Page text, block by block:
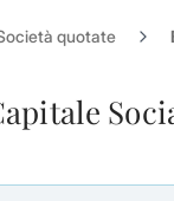
quotate